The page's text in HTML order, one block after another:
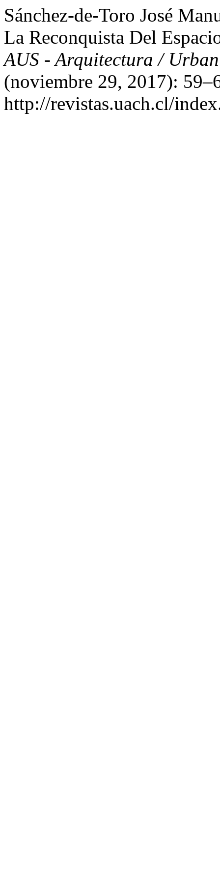
Sánchez-de-Toro José
La Reconquista Del
AUS - Arquitectura /
(noviembre 29, 2017):
http://revistas.uach.cl/